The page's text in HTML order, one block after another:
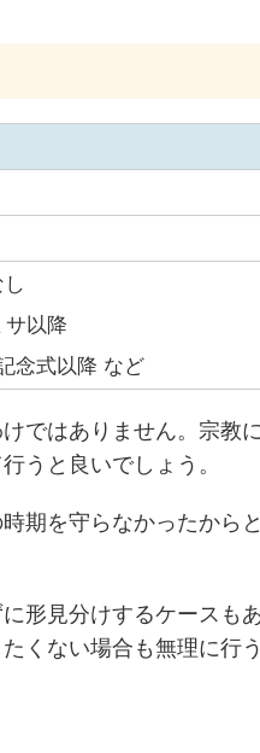
サ以降
念式以降 など
ではありません。宗教
うと良いでしょう。
期を守らなかったから
形見分けするケースも
くない場合も無理に行